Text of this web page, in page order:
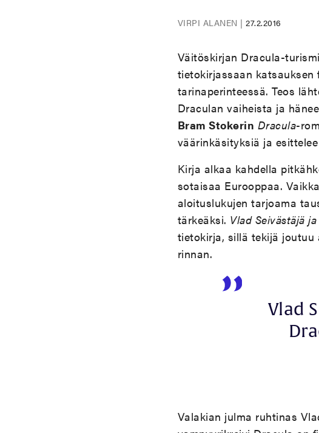
VIRPI ALANEN | 27.2.2016
Väitöskirjan Dracula-
tietokirjassaan
tarinaperinteessä. Teos
Draculan vaiheista ja
Bram Stokerin Dracula-
väärinkäsityksiä ja
Kirja alkaa kahdella
sotaisaa Eurooppaa.
aloituslukujen tarjoama
tärkeäksi. Vlad Seivästäjä
tietokirja, sillä tekijä joutuu
rinnan.
Vlad
Valakian julma ruhtinas